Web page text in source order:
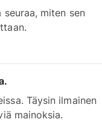
miten sen
Täysin ilmainen
mainoksia.